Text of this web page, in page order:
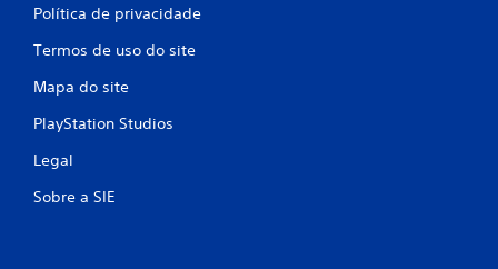
Política de privacidade
Termos de uso do site
Mapa do site
PlayStation Studios
Legal
Sobre a SIE